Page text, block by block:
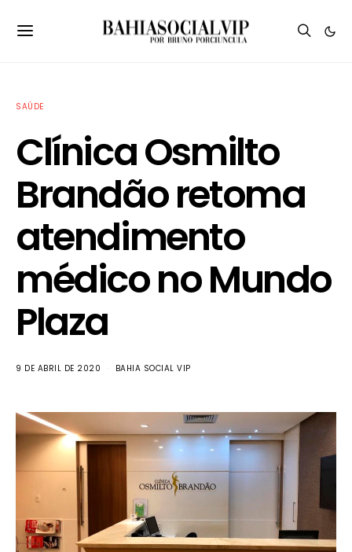
SAÚDE
Clínica Osmilto
Brandão retoma
atendimento
médico no Mundo
Plaza
9 DE ABRIL DE 2020 BAHIA SOCIAL VIP